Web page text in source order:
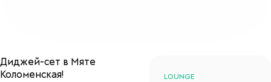
Диджей-сет в Мяте
Коломенская!
LOUNGE